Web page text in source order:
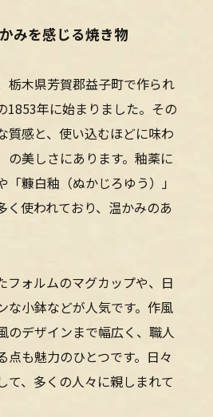
みを感じる焼き物
栃木県芳賀郡益子町で作られ
1853年に始まりました。その
質感と、使い込むほどに味わ
の美しさにあります。釉薬に
糠白釉（ぬかじろゆう）」
く使われており、温かみのあ
フォルムのマグカップや、日
な小鉢などが人気です。作風
のデザインまで幅広く、職人
点も魅力のひとつです。日々
て、多くの人々に親しまれて